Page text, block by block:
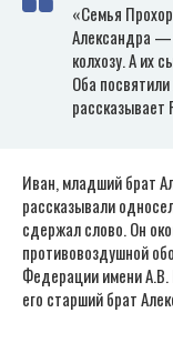
«Семья
Александра —
колхозу. А их
Оба
рассказывает
Иван, младший брат
рассказывали
сдержал слово. Он
противовоздушной
Федерации имени А.В.
его старший брат